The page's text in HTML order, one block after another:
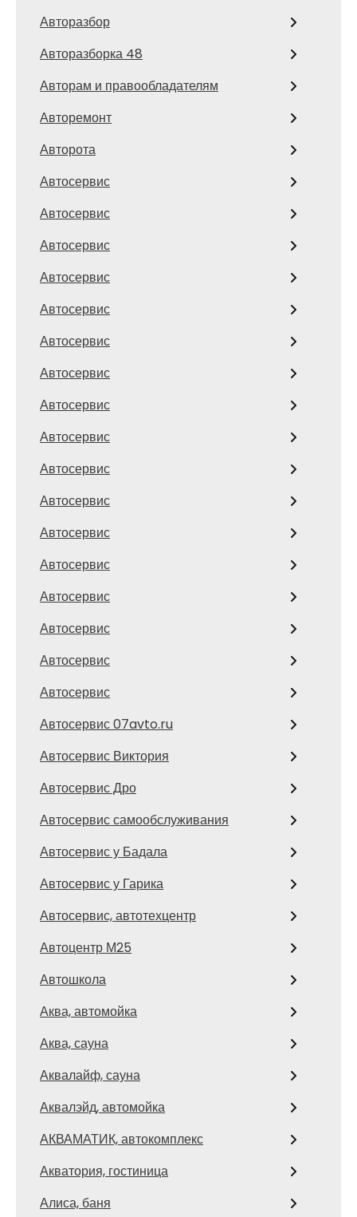
Авторазбор
Авторазборка 48
Авторам и правообладателям
Авторемонт
Авторота
Автосервис
Автосервис
Автосервис
Автосервис
Автосервис
Автосервис
Автосервис
Автосервис
Автосервис
Автосервис
Автосервис
Автосервис
Автосервис
Автосервис
Автосервис
Автосервис
Автосервис
Автосервис 07avto.ru
Автосервис Виктория
Автосервис Дро
Автосервис самообслуживания
Автосервис у Бадала
Автосервис у Гарика
Автосервис, автотехцентр
Автоцентр М25
Автошкола
Аква, автомойка
Аква, сауна
Аквалайф, сауна
Аквалэйд, автомойка
АКВАМАТИК, автокомплекс
Акватория, гостиница
Алиса, баня